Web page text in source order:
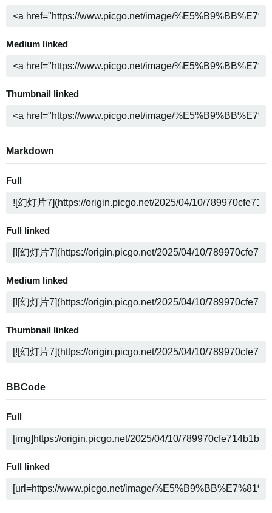
Medium linked
Thumbnail linked
Markdown
Full
Full linked
Medium linked
Thumbnail linked
BBCode
Full
Full linked